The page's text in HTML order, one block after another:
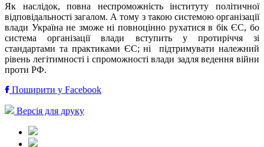
Як наслідок, повна неспроможність інституту політичної
відповідальності загалом. А тому з такою системою організації
влади Україна не зможе ні повноцінно рухатися в бік ЄС, бо
система організації влади вступить у протиріччя зі
стандартами та практиками ЄС; ні підтримувати належний
рівень легітимності і спроможності влади задля ведення війни
проти РФ.
Поширити у Facebook
Версія для друку